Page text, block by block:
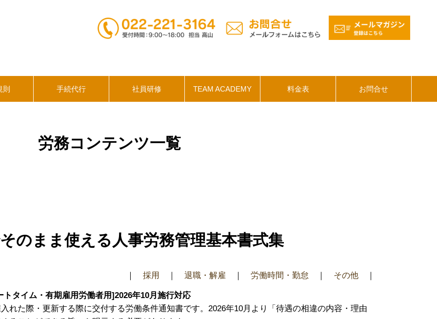
則 手続代行 社員研修 TEAM ACADEMY 料金表 お問合せ
労務コンテンツ一覧
のまま使える人事労務管理基本書式集
｜ 採用 ｜ 退職・解雇 ｜ 労働時間・勤怠 ｜ その他 ｜
タイム・有期雇用労働者用]2026年10月施行対応
れた際・更新する際に交付する労働条件通知書です。2026年10月より「待遇の相違の内容・理由